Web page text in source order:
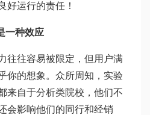
好运行的责任！
一种效应
往往容易被限定，但用户满
你的想象。众所周知，实验
来自于分析类院校，他们不
会影响他们的同行和经销